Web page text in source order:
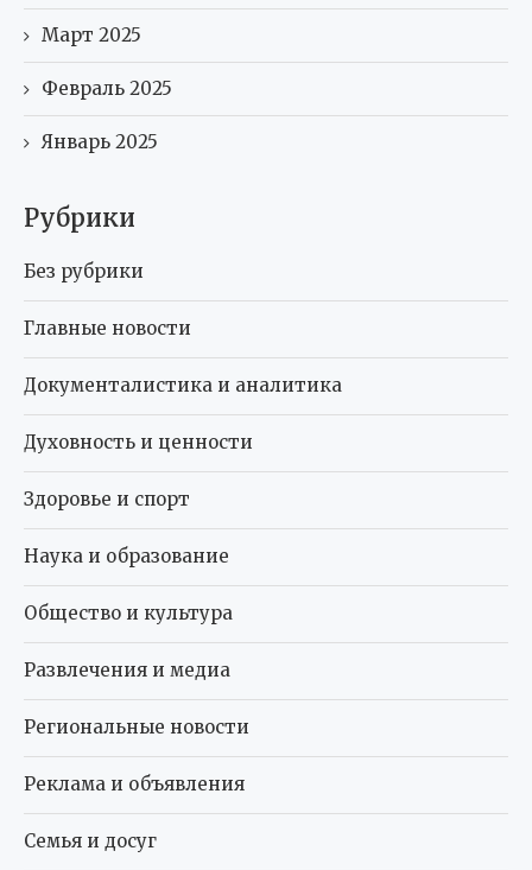
Март 2025
Февраль 2025
Январь 2025
Рубрики
Без рубрики
Главные новости
Документалистика и аналитика
Духовность и ценности
Здоровье и спорт
Наука и образование
Общество и культура
Развлечения и медиа
Региональные новости
Реклама и объявления
Семья и досуг